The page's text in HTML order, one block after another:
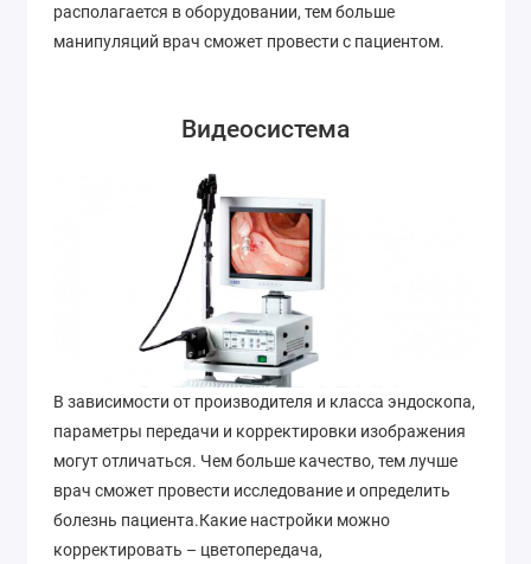
располагается в оборудовании, тем больше
манипуляций врач сможет провести с пациентом.
Видеосистема
В зависимости от производителя и класса эндоскопа,
параметры передачи и корректировки изображения
могут отличаться. Чем больше качество, тем лучше
врач сможет провести исследование и определить
болезнь пациента.Какие настройки можно
корректировать – цветопередача,